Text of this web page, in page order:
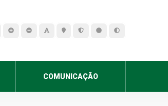
COMUNICAÇÃO